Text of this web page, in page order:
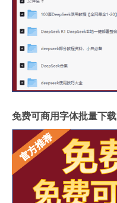
免费可商用字体批量下载